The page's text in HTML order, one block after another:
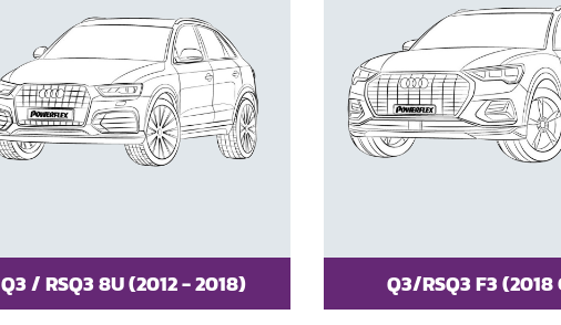
Q3 / RSQ3 8U (2012 - 2018) Q3/RSQ3 F3 (2018